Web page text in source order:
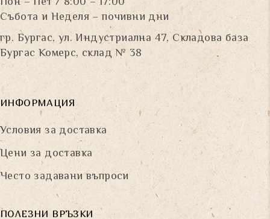
Събота и Неделя – почивни дни
гр. Бургас, ул. Индустриална 47, Складова база
Бургас Комерс, склад № 38
ИНФОРМАЦИЯ
Условия за доставка
Цени за доставка
Често задавани въпроси
ПОЛЕЗНИ ВРЪЗКИ